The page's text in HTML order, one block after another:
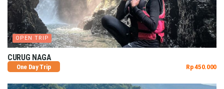
OPEN TRIP
CURUG NAGA
One Day Trip Rp 450.000